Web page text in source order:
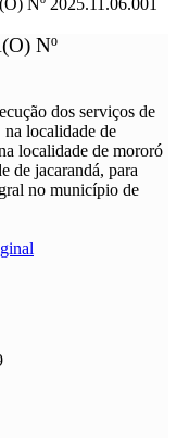
Nº
dos serviços de
localidade de
localidade de mororó
de jacarandá, para
no município de